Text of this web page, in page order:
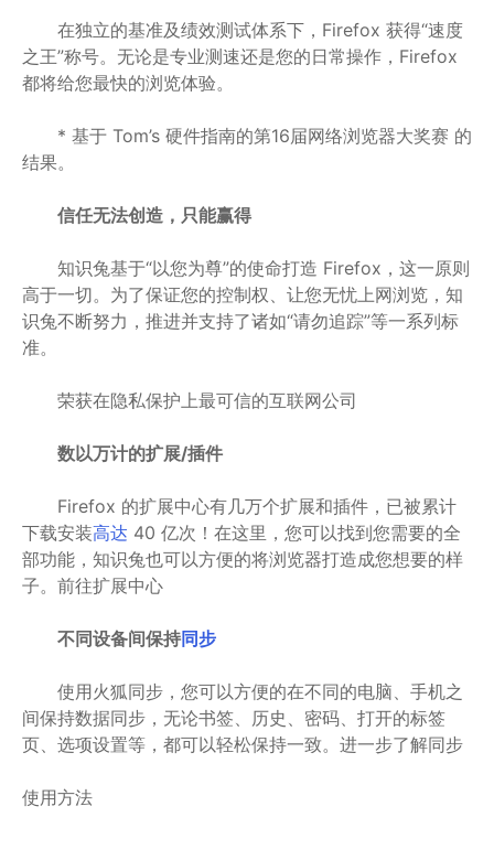
在独立的基准及绩效测试体系下，Firefox 获得“速度
之王”称号。无论是专业测速还是您的日常操作，Firefox
都将给您最快的浏览体验。
* 基于 Tom’s 硬件指南的第16届网络浏览器大奖赛 的
结果。
信任无法创造，只能赢得
知识兔基于“以您为尊”的使命打造 Firefox，这一原则
高于一切。为了保证您的控制权、让您无忧上网浏览，知
识兔不断努力，推进并支持了诸如“请勿追踪”等一系列标
准。
荣获在隐私保护上最可信的互联网公司
数以万计的扩展/插件
Firefox 的扩展中心有几万个扩展和插件，已被累计
下载安装高达 40 亿次！在这里，您可以找到您需要的全
部功能，知识兔也可以方便的将浏览器打造成您想要的样
子。前往扩展中心
不同设备间保持同步
使用火狐同步，您可以方便的在不同的电脑、手机之
间保持数据同步，无论书签、历史、密码、打开的标签
页、选项设置等，都可以轻松保持一致。进一步了解同步
使用方法